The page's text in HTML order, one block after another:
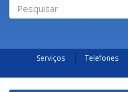
Serviços Telefones